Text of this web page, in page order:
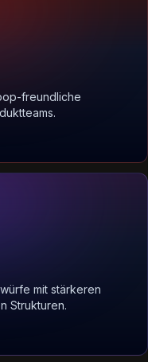
freundliche
mit stärkeren
Strukturen.